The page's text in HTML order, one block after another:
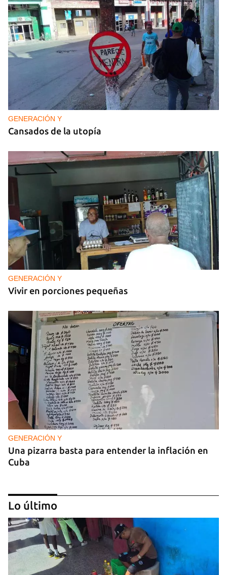
GENERACIÓN Y
Cansados de la utopía
GENERACIÓN Y
Vivir en porciones pequeñas
GENERACIÓN Y
Una pizarra basta para entender la inflación en
Cuba
Lo último